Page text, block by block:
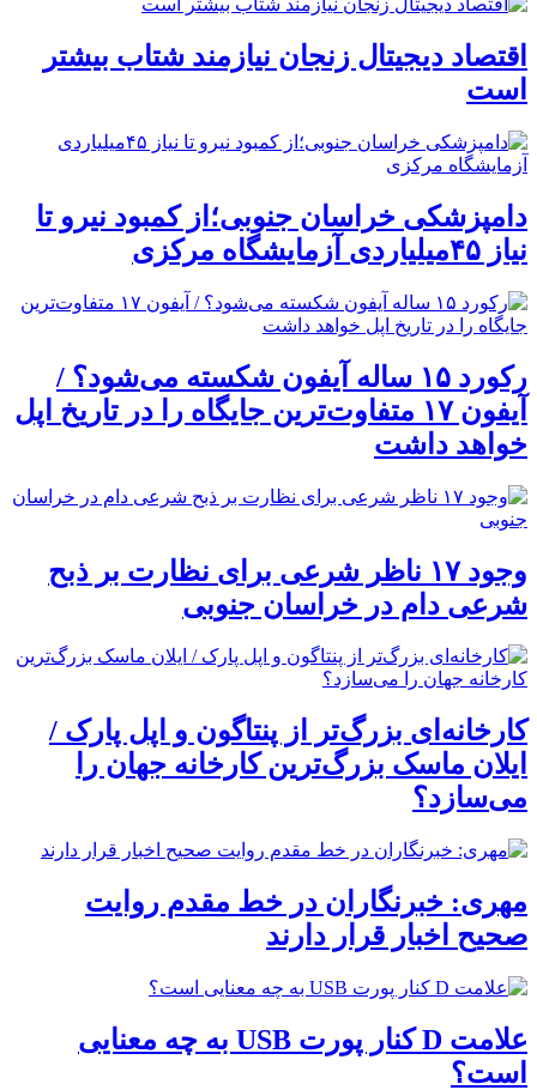
اقتصاد دیجیتال زنجان نیازمند شتاب بیشتر
است
دامپزشکی خراسان جنوبی؛از کمبود نیرو تا
نیاز ۴۵میلیاردی آزمایشگاه مرکزی
رکورد ۱۵ ساله آیفون شکسته می‌شود؟ /
آیفون ۱۷ متفاوت‌ترین جایگاه را در تاریخ اپل
خواهد داشت
وجود ۱۷ ناظر شرعی برای نظارت بر ذبح
شرعی دام در خراسان جنوبی
کارخانه‌ای بزرگ‌تر از پنتاگون و اپل پارک /
ایلان ماسک بزرگ‌ترین کارخانه جهان را
می‌سازد؟
مهری: خبرنگاران در خط مقدم روایت
صحیح اخبار قرار دارند
علامت D کنار پورت USB به چه معنایی
است؟